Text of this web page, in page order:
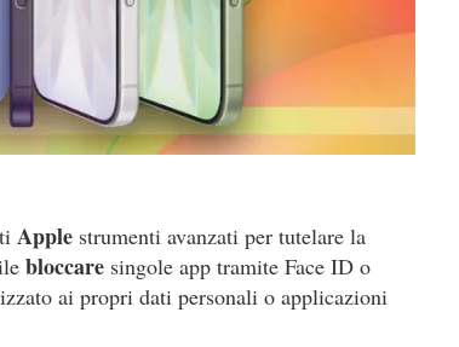
Apple strumenti avanzati per tutelare la
bloccare singole app tramite Face ID o
ai propri dati personali o applicazioni